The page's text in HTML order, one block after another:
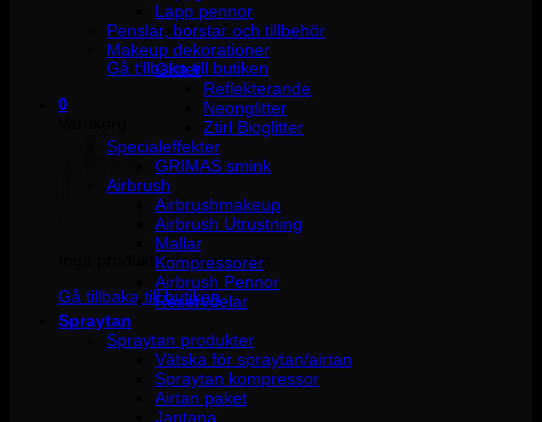
Inga produkter i varukorgen.
Gå tillbaka till butiken
0
Inga produkter i varukorgen.
Gå tillbaka till butiken
Läpp pennor
Penslar, borstar och tillbehör
Makeup dekorationer
Glitter
Reflekterande
Neonglitter
Ztirl Bioglitter
Specialeffekter
GRIMAS smink
Airbrush
Airbrushmakeup
Airbrush Utrustning
Mallar
Kompressorer
Airbrush Pennor
Reservdelar
Spraytan
Spraytan produkter
Vätska för spraytan/airtan
Spraytan kompressor
Airtan paket
Jantana